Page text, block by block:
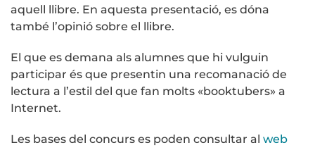
aquell llibre. En aquesta presentació, es dóna
també l’opinió sobre el llibre.
El que es demana als alumnes que hi vulguin
participar és que presentin una recomanació de
lectura a l’estil del que fan molts «booktubers» a
Internet.
Les bases del concurs es poden consultar al web